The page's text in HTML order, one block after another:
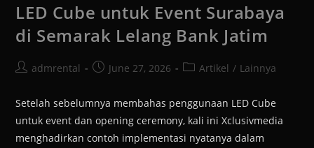
LED Cube untuk Event Surabaya
di Semarak Lelang Bank Jatim
admrental June 27, 2026 Artikel / Lainnya
Setelah sebelumnya membahas penggunaan LED Cube
untuk event dan opening ceremony, kali ini Xclusivmedia
menghadirkan contoh implementasi nyatanya dalam